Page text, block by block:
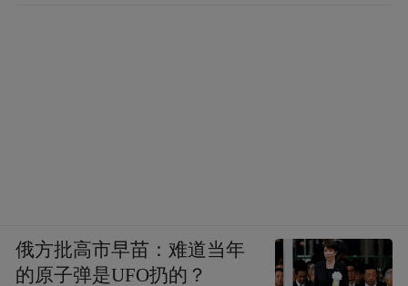
俄方批高市早苗：难道当年
的原子弹是UFO扔的？